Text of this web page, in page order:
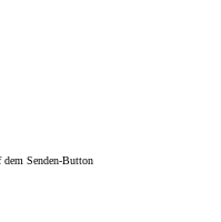
dem Senden-Button